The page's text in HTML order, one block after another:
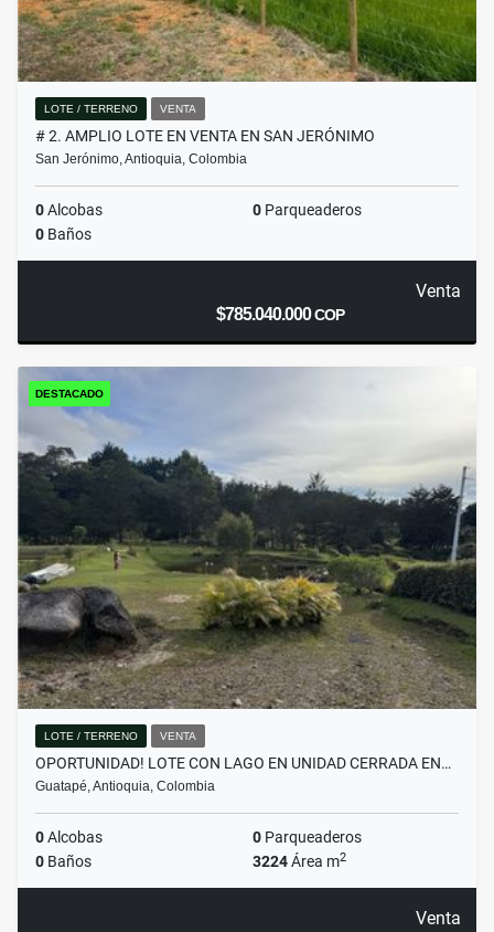
LOTE / TERRENO VENTA
# 2. AMPLIO LOTE EN VENTA EN SAN JERÓNIMO
San Jerónimo, Antioquia, Colombia
0Alcobas 0 Parqueaderos
0 Baños
Venta
$785.040.000COP
DESTACADO
LOTE / TERRENO VENTA
OPORTUNIDAD! LOTE CON LAGO EN UNIDAD CERRADA EN…
Guatapé, Antioquia, Colombia
0Alcobas 0 Parqueaderos
0 Baños 3224Área m2
Venta